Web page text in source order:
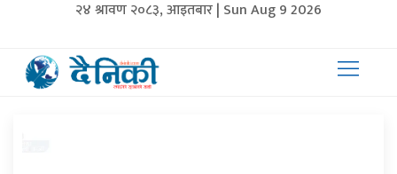
२४ श्रावण २०८३, आइतबार | Sun Aug 9 2026